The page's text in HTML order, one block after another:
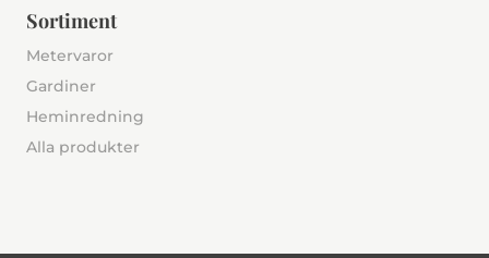
Sortiment
Metervaror
Gardiner
Heminredning
Alla produkter